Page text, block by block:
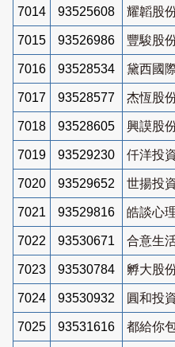
7014 93525608 耀韜股
7015 93526986 豐駿股
7016 93528534 黛西國
7017 93528577 杰恆股
7018 93528605 興謨股
7019 93529230 仟洋投
7020 93529652 世揚投
7021 93529816 皓談心
7022 93530671 合意生
7023 93530784 孵大股
7024 93530932 圓和投
7025 93531616 都給你